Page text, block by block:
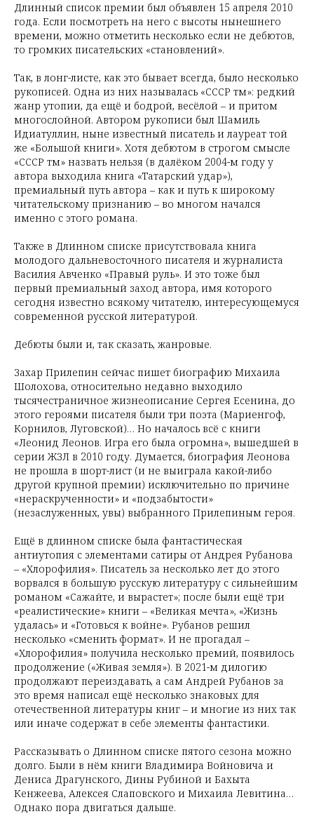
Длинный список премии был объявлен 15 апреля 2010
года. Если посмотреть на него с высоты нынешнего
времени, можно отметить несколько если не дебютов,
то громких писательских «становлений».
Так, в лонг-листе, как это бывает всегда, было несколько
рукописей. Одна из них называлась «СССР тм»: редкий
жанр утопии, да ещё и бодрой, весёлой – и притом
многослойной. Автором рукописи был Шамиль
Идиатуллин, ныне известный писатель и лауреат той
же «Большой книги». Хотя дебютом в строгом смысле
«СССР тм» назвать нельзя (в далёком 2004-м году у
автора выходила книга «Татарский удар»),
премиальный путь автора – как и путь к широкому
читательскому признанию – во многом начался
именно с этого романа.
Также в Длинном списке присутствовала книга
молодого дальневосточного писателя и журналиста
Василия Авченко «Правый руль». И это тоже был
первый премиальный заход автора, имя которого
сегодня известно всякому читателю, интересующемуся
современной русской литературой.
Дебюты были и, так сказать, жанровые.
Захар Прилепин сейчас пишет биографию Михаила
Шолохова, относительно недавно выходило
тысячестраничное жизнеописание Сергея Есенина, до
этого героями писателя были три поэта (Мариенгоф,
Корнилов, Луговской)… Но началось всё с книги
«Леонид Леонов. Игра его была огромна», вышедшей в
серии ЖЗЛ в 2010 году. Думается, биография Леонова
не прошла в шорт-лист (и не выиграла какой-либо
другой крупной премии) исключительно по причине
«нераскрученности» и «подзабытости»
(незаслуженных, увы) выбранного Прилепиным героя.
Ещё в длинном списке была фантастическая
антиутопия с элементами сатиры от Андрея Рубанова
– «Хлорофилия». Писатель за несколько лет до этого
ворвался в большую русскую литературу с сильнейшим
романом «Сажайте, и вырастет»; после были ещё три
«реалистические» книги – «Великая мечта», «Жизнь
удалась» и «Готовься к войне». Рубанов решил
несколько «сменить формат». И не прогадал –
«Хлорофилия» получила несколько премий, появилось
продолжение («Живая земля»). В 2021-м дилогию
продолжают переиздавать, а сам Андрей Рубанов за
это время написал ещё несколько знаковых для
отечественной литературы книг – и многие из них так
или иначе содержат в себе элементы фантастики.
Рассказывать о Длинном списке пятого сезона можно
долго. Были в нём книги Владимира Войновича и
Дениса Драгунского, Дины Рубиной и Бахыта
Кенжеева, Алексея Слаповского и Михаила Левитина…
Однако пора двигаться дальше.